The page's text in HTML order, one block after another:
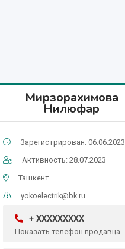
Мирзорахимова
Нилюфар
Зарегистрирован: 06.06.2023
Активность: 28.07.2023
Ташкент
yokoelectrik@bk.ru
+ XXXXXXXXX
Показать телефон продавца